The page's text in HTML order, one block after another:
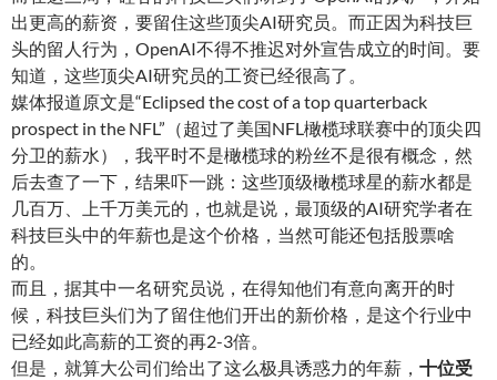
出更高的薪资，要留住这些顶尖AI研究员。而正因为科技巨
头的留人行为，OpenAI不得不推迟对外宣告成立的时间。要
知道，这些顶尖AI研究员的工资已经很高了。
媒体报道原文是“Eclipsed the cost of a top quarterback
prospect in the NFL”（超过了美国NFL橄榄球联赛中的顶尖四
分卫的薪水），我平时不是橄榄球的粉丝不是很有概念，然
后去查了一下，结果吓一跳：这些顶级橄榄球星的薪水都是
几百万、上千万美元的，也就是说，最顶级的AI研究学者在
科技巨头中的年薪也是这个价格，当然可能还包括股票啥
的。
而且，据其中一名研究员说，在得知他们有意向离开的时
候，科技巨头们为了留住他们开出的新价格，是这个行业中
已经如此高薪的工资的再2-3倍。
但是，就算大公司们给出了这么极具诱惑力的年薪， 十位受